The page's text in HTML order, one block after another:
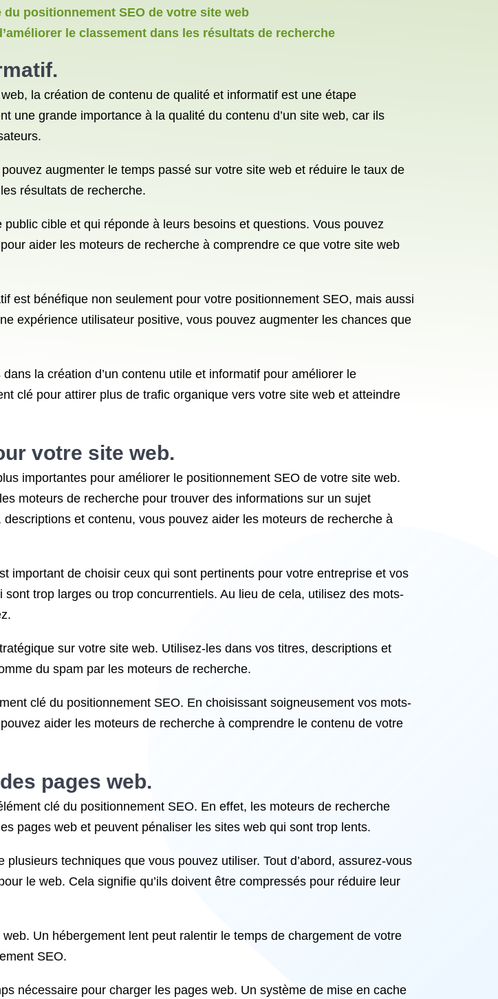
positionnement SEO de votre site web
le classement dans les résultats de recherche
la création de contenu de qualité et informatif est une étape
une grande importance à la qualité du contenu d’un site web, car ils
augmenter le temps passé sur votre site web et réduire le taux de
résultats de recherche.
cible et qui réponde à leurs besoins et questions. Vous pouvez
aider les moteurs de recherche à comprendre ce que votre site web
est bénéfique non seulement pour votre positionnement SEO, mais aussi
expérience utilisateur positive, vous pouvez augmenter les chances que
la création d’un contenu utile et informatif pour améliorer le
clé pour attirer plus de trafic organique vers votre site web et atteindre
votre site web.
importantes pour améliorer le positionnement SEO de votre site web.
moteurs de recherche pour trouver des informations sur un sujet
et contenu, vous pouvez aider les moteurs de recherche à
important de choisir ceux qui sont pertinents pour votre entreprise et vos
trop larges ou trop concurrentiels. Au lieu de cela, utilisez des mots-
sur votre site web. Utilisez-les dans vos titres, descriptions et
du spam par les moteurs de recherche.
clé du positionnement SEO. En choisissant soigneusement vos mots-
aider les moteurs de recherche à comprendre le contenu de votre
pages web.
clé du positionnement SEO. En effet, les moteurs de recherche
pages web et peuvent pénaliser les sites web qui sont trop lents.
techniques que vous pouvez utiliser. Tout d’abord, assurez-vous
le web. Cela signifie qu’ils doivent être compressés pour réduire leur
Un hébergement lent peut ralentir le temps de chargement de votre
SEO.
nécessaire pour charger les pages web. Un système de mise en cache